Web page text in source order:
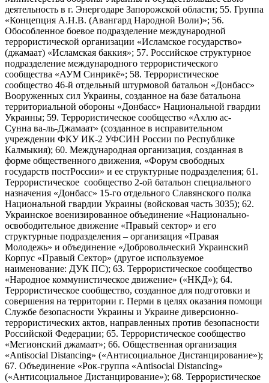
деятельность в г. Энергодаре Запорожской области; 55. Группа
«Концепция А.Н.В. (Авангард Народной Воли)»; 56.
Обособленное боевое подразделение международной
террористической организации «Исламское государство»
(джамаат) «Исламская баккия»; 57. Российское структурное
подразделение международного террористического
сообщества «АУМ Синрикё»; 58. Террористическое
сообщество 46-й отдельный штурмовой батальон «Донбасс»
Вооруженных сил Украины, созданное на базе батальона
территориальной обороны «Донбасс» Национальной гвардии
Украины; 59. Террористическое сообщество «Ахлю ас-
Сунна ва-ль-Джамаат» (созданное в исправительном
учреждении ФКУ ИК-2 УФСИН России по Республике
Калмыкия); 60. Международная организация, созданная в
форме общественного движения, «Форум свободных
государств постРоссии» и ее структурные подразделения; 61.
Террористическое сообщество 2-ой батальон специального
назначения «Донбасс» 15-го отдельного Славянского полка
Национальной гвардии Украины (войсковая часть 3035); 62.
Украинское военизированное объединение «Национально-
освободительное движение «Правый сектор» и его
структурные подразделения – организация «Правая
Молодежь» и объединение «Добровольческий Украинский
Корпус «Правый Сектор» (другое используемое
наименование: ДУК ПС); 63. Террористическое сообщество
«Народное коммунистическое движение» («НКД»); 64.
Террористическое сообщество, созданное для подготовки и
совершения на территории г. Перми в целях оказания помощи
Службе безопасности Украины и Украине диверсионно-
террористических актов, направленных против безопасности
Российской Федерации; 65. Террористическое сообщество
«Мегионский джамаат»; 66. Общественная организация
«Antisocial Distancing» («Антисоциальное Дистанцирование»);
67. Объединение «Рок-группа «Antisocial Distancing»
(«Антисоциальное Дистанцирование»); 68. Террористическое